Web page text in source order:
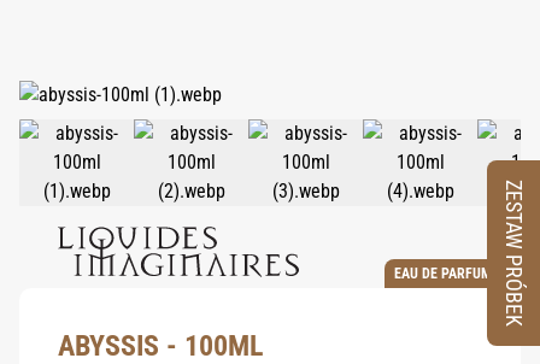
EAU DE PARFUM
ABYSSIS - 100ML
ZESTAW PRÓBEK